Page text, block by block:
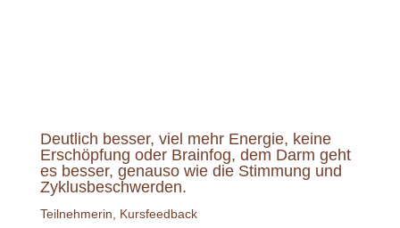
Deutlich besser, viel mehr Energie, keine
Erschöpfung oder Brainfog, dem Darm geht
es besser, genauso wie die Stimmung und
Zyklusbeschwerden.
Teilnehmerin, Kursfeedback